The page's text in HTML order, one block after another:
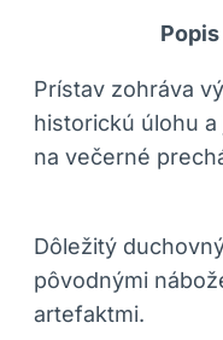
Popis
Prístav zohráva
historickú úlohu a
na večerné
Dôležitý
pôvodnými
artefaktmi.